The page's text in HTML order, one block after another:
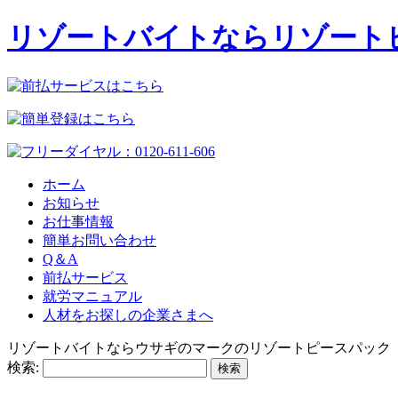
リゾートバイトならリゾート
ホーム
お知らせ
お仕事情報
簡単お問い合わせ
Q＆A
前払サービス
就労マニュアル
人材をお探しの企業さまへ
リゾートバイトならウサギのマークのリゾートピースパック
検索: